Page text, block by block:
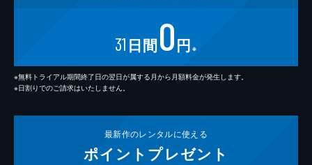
31 日間0円 ※
※無料トライアル期間終了日の翌日が属する月から月額料金が発生します。
※日割りでのご請求はいたしません。
最新作のレンタルに使える
ポイント プレゼント